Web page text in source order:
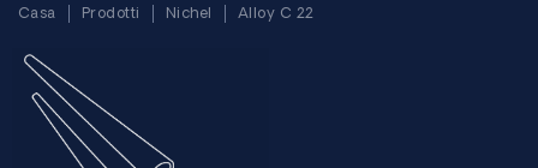
Casa Prodotti Nichel Alloy C 22